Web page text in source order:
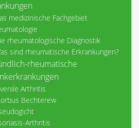
medizinische Fachgebiet
rheumatologische Diagnostik
sind rheumatische Erkrankungen?
rheumatische
Arthritis
Bechterew
Arthritis